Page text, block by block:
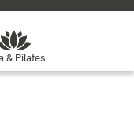
& Pilates